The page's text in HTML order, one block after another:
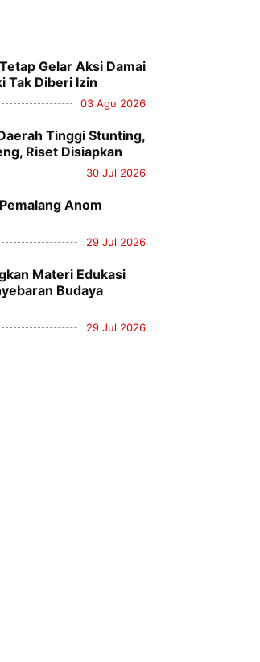
Gelar Aksi Damai
Tak Diberi Izin
03 Agu 2026
Tinggi Stunting,
Riset Disiapkan
30 Jul 2026
Anom
29 Jul 2026
Materi Edukasi
Budaya
29 Jul 2026